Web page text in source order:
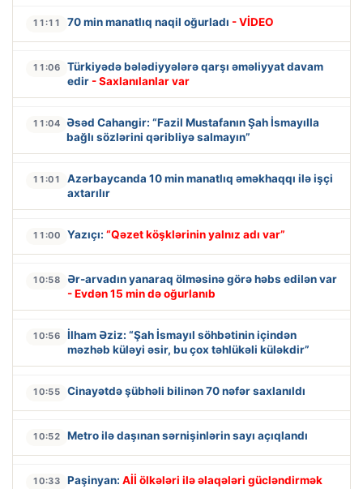
11:11 70 min manatlıq naqil oğurladı - VİDEO
11:06
Türkiyədə bələdiyyələrə qarşı əməliyyat davam
edir - Saxlanılanlar var
11:04
Əsəd Cahangir: “Fazil Mustafanın Şah İsmayılla
bağlı sözlərini qəribliyə salmayın”
11:01
Azərbaycanda 10 min manatlıq əməkhaqqı ilə işçi
axtarılır
11:00 Yazıçı: “Qəzet köşklərinin yalnız adı var”
10:58
Ər-arvadın yanaraq ölməsinə görə həbs edilən var
- Evdən 15 min də oğurlanıb
10:56
İlham Əziz: “Şah İsmayıl söhbətinin içindən
məzhəb küləyi əsir, bu çox təhlükəli küləkdir”
10:55 Cinayətdə şübhəli bilinən 70 nəfər saxlanıldı
10:52 Metro ilə daşınan sərnişinlərin sayı açıqlandı
10:33 Paşinyan: Aİİ ölkələri ilə əlaqələri gücləndirmək